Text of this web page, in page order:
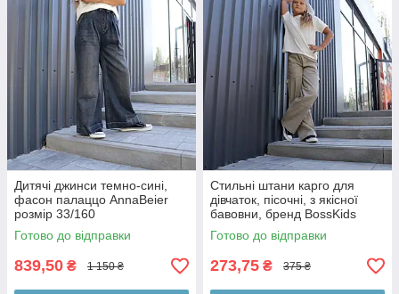
Дитячі джинси темно-сині,
фасон палаццо AnnaBeier
розмір 33/160
Готово до відправки
839,50 ₴ 1 150 ₴
Стильні штани карго для
дівчаток, пісочні, з якісної
бавовни, бренд BossKids
розмір 146 см
Готово до відправки
273,75 ₴ 375 ₴